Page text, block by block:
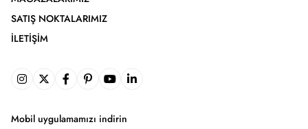
SATIŞ NOKTALARIMIZ
İLETIŞIM
Mobil uygulamamızı indirin